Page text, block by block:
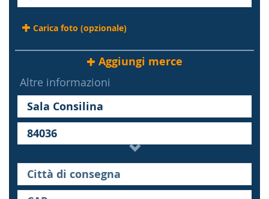
Carica foto (opzionale)
Aggiungi merce
Altre informazioni